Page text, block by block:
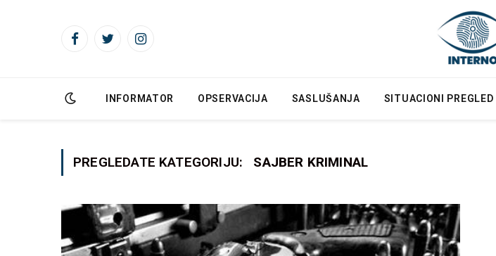
FacebookTwitterInstagram
INFORMATOR OPSERVACIJA SASLUŠANJA SITUACIONI PREGLED
PREGLEDATE KATEGORIJU: SAJBER KRIMINAL